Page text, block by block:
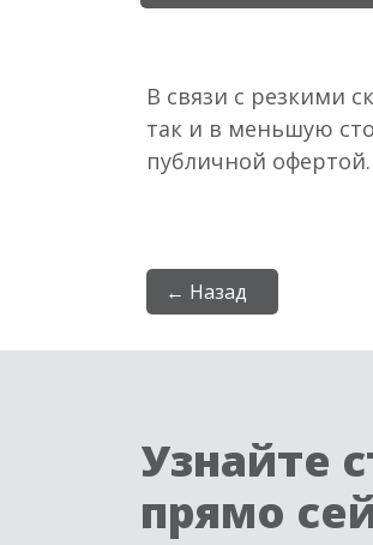
В связи с резкими
так и в меньшую
публичной офертой.
← Назад
Узнайте
прямо